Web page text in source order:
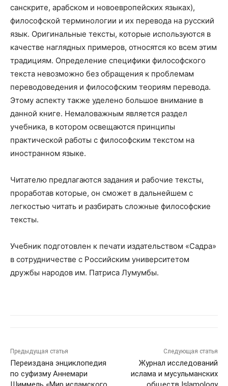
санскрите, арабском и новоевропейских языках),
философской терминологии и их перевода на русский
язык. Оригинальные тексты, которые используются в
качестве наглядных примеров, относятся ко всем этим
традициям. Определение специфики философского
текста невозможно без обращения к проблемам
переводоведения и философским теориям перевода.
Этому аспекту также уделено большое внимание в
данной книге. Немаловажным является раздел
учебника, в котором освещаются принципы
практической работы с философским текстом на
иностранном языке.
Читателю предлагаются задания и рабочие тексты,
проработав которые, он сможет в дальнейшем с
легкостью читать и разбирать сложные философские
тексты.
Учебник подготовлен к печати издательством «Садра»
в сотрудничестве с Российским университетом
дружбы народов им. Патриса Лумумбы.
Предыдущая статья
Переиздана энциклопедия
по суфизму Аннемари
Следующая статья
Журнал исследований
ислама и мусульманских